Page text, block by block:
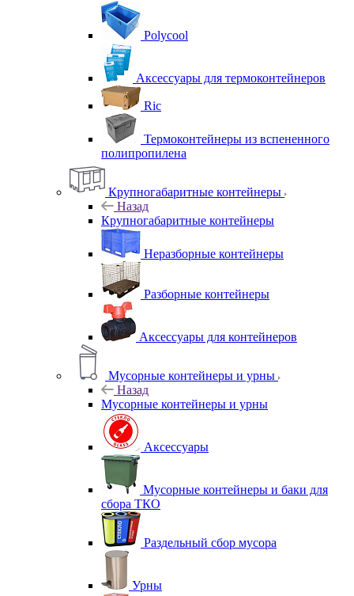
Polycool
Аксессуары для термоконтейнеров
Ric
Термоконтейнеры из вспененного
полипропилена
Крупногабаритные контейнеры
Назад
Крупногабаритные контейнеры
Неразборные контейнеры
Разборные контейнеры
Аксессуары для контейнеров
Мусорные контейнеры и урны
Назад
Мусорные контейнеры и урны
Аксессуары
Мусорные контейнеры и баки для
сбора ТКО
Раздельный сбор мусора
Урны